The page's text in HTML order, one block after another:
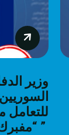
وزير
للتعامل
“مفبرك ”